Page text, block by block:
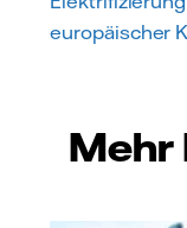
europäischer
Mehr